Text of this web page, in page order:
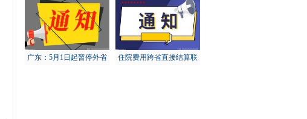
南
广东：5月1日起暂停外省
住院费用跨省直接结算联